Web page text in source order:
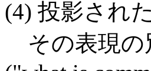
(4) 投影され
その表現の